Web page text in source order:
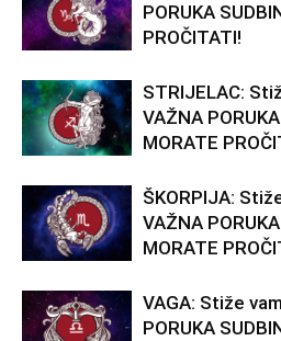
PORUKA
PROČITATI!
STRIJELAC:
VAŽNA
MORATE
ŠKORPIJA:
VAŽNA
MORATE
VAGA: Stiže
PORUKA